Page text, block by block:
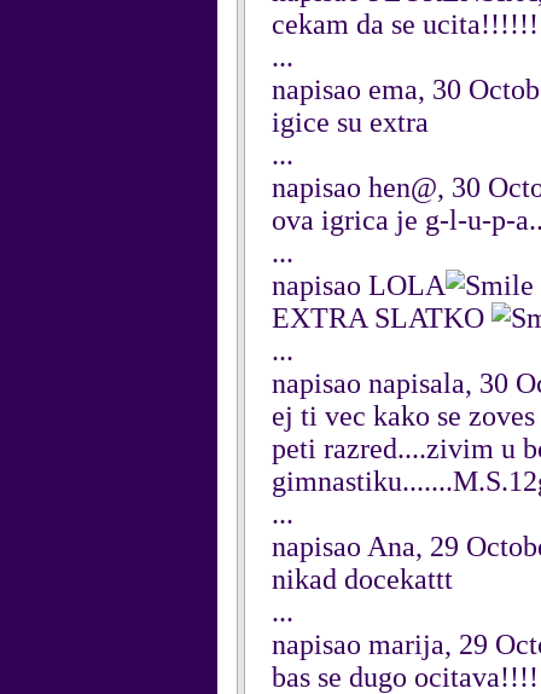
cekam da se
...
napisao ema, 30
igice su extra
...
napisao hen@, 30
ova igrica je g-l-u-p-
...
napisao LOLA
EXTRA SLATKO
...
napisao napisala, 30
ej ti vec kako se
peti razred....zivim u
...
napisao Ana, 29
nikad docekattt
...
napisao marija, 29
bas se dugo